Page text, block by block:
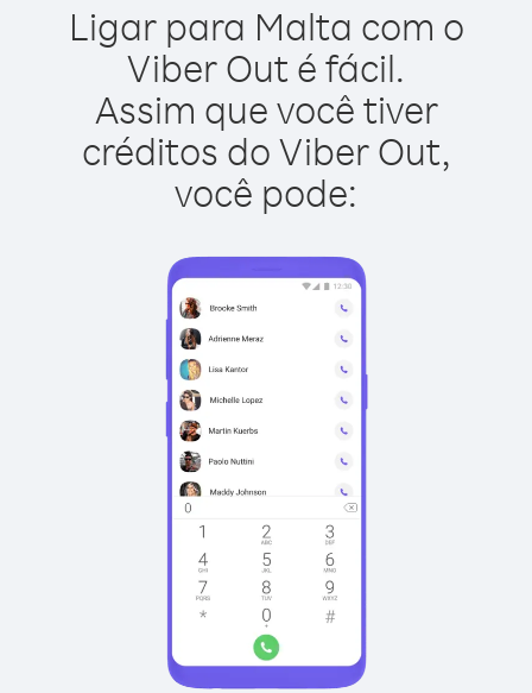
Ligar para Malta com o
Viber Out é fácil.
Assim que você tiver
créditos do Viber Out,
você pode: